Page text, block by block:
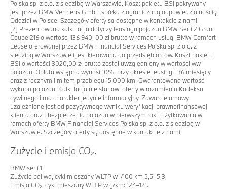
Polska sp. z o.o. z siedzibą w Warszawie. Koszt pakietu BSI pokrywany
jest przez BMW Vertriebs GmbH spółka z ograniczoną odpowiedzialnością
Oddział w Polsce. Szczegóły oferty są dostępne w kontakcie z nami.
[2] Prezentowana kalkulacja dotyczy leasingu pojazdu BMW Serii 2 Gran
Coupe 216 o wartości 136 940, 00 zł brutto w ramach usługi BMW Comfort
Lease oferowanej przez BMW Financial Services Polska sp. z o.o. z
siedzibą w Warszawie i jest kierowana do przedsiębiorców. Koszt pakietu
BSI o wartości 3020,00 zł brutto został uwzględniony w wartości ww.
pojazdu. Opłata wstępna wynosi 10%, przy okresie leasingu 36 miesięcy
oraz z rocznym limitem przebiegu 15 000 km. Gwarantowana wartość
wykupu pojazdu. Kalkulacja nie stanowi oferty w rozumieniu Kodeksu
cywilnego i ma charakter jedynie informacyjny. Zawarcie umowy
uzależnione jest od pozytywnego wyniku weryfikacji prawnofinansowej
klienta oraz ubezpieczenia pojazdu w pierwszym roku użytkowania w
ramach oferty BMW Financial Services Polska sp. z o.o. z siedzibą w
Warszawie. Szczegóły oferty są dostępne w kontakcie z nami.
Zużycie i emisja CO₂.
BMW serii 1:
Zużycie paliwa, cykl mieszany WLTP w l/100 km 5,5–5,3;
Emisja CO₂, cykl mieszany WLTP w g/km: 124–121.